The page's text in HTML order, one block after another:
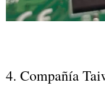
4. Compañía